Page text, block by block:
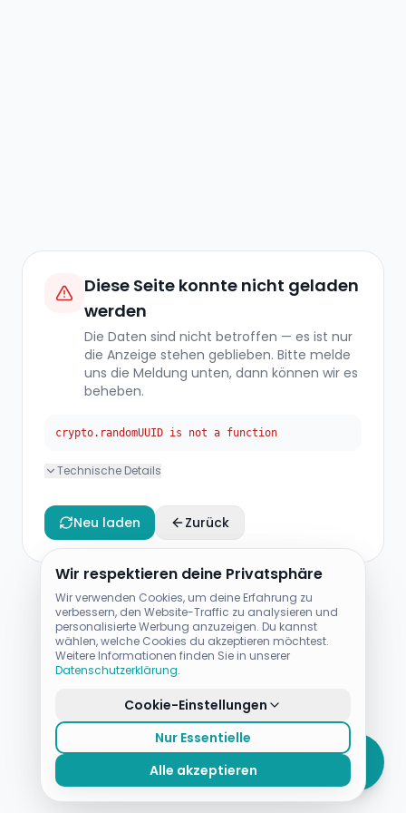
Wir respektieren deine Privatsphäre
Wir verwenden Cookies, um deine Erfahrung zu
verbessern, den Website-Traffic zu analysieren und
personalisierte Werbung anzuzeigen. Du kannst
wählen, welche Cookies du akzeptieren möchtest.
Weitere Informationen finden Sie in unserer
Datenschutzerklärung.
Cookie-Einstellungen
Nur Essentielle
Alle akzeptieren
Diese Seite konnte nicht geladen
werden
Die Daten sind nicht betroffen — es ist nur
die Anzeige stehen geblieben. Bitte melde
uns die Meldung unten, dann können wir es
beheben.
crypto.randomUUID is not a function
Technische Details
Neu laden Zurück